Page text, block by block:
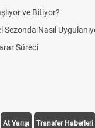
ve Bitiyor?
Sezonda Nasıl
Süreci
At Yarışı Transfer Haberleri